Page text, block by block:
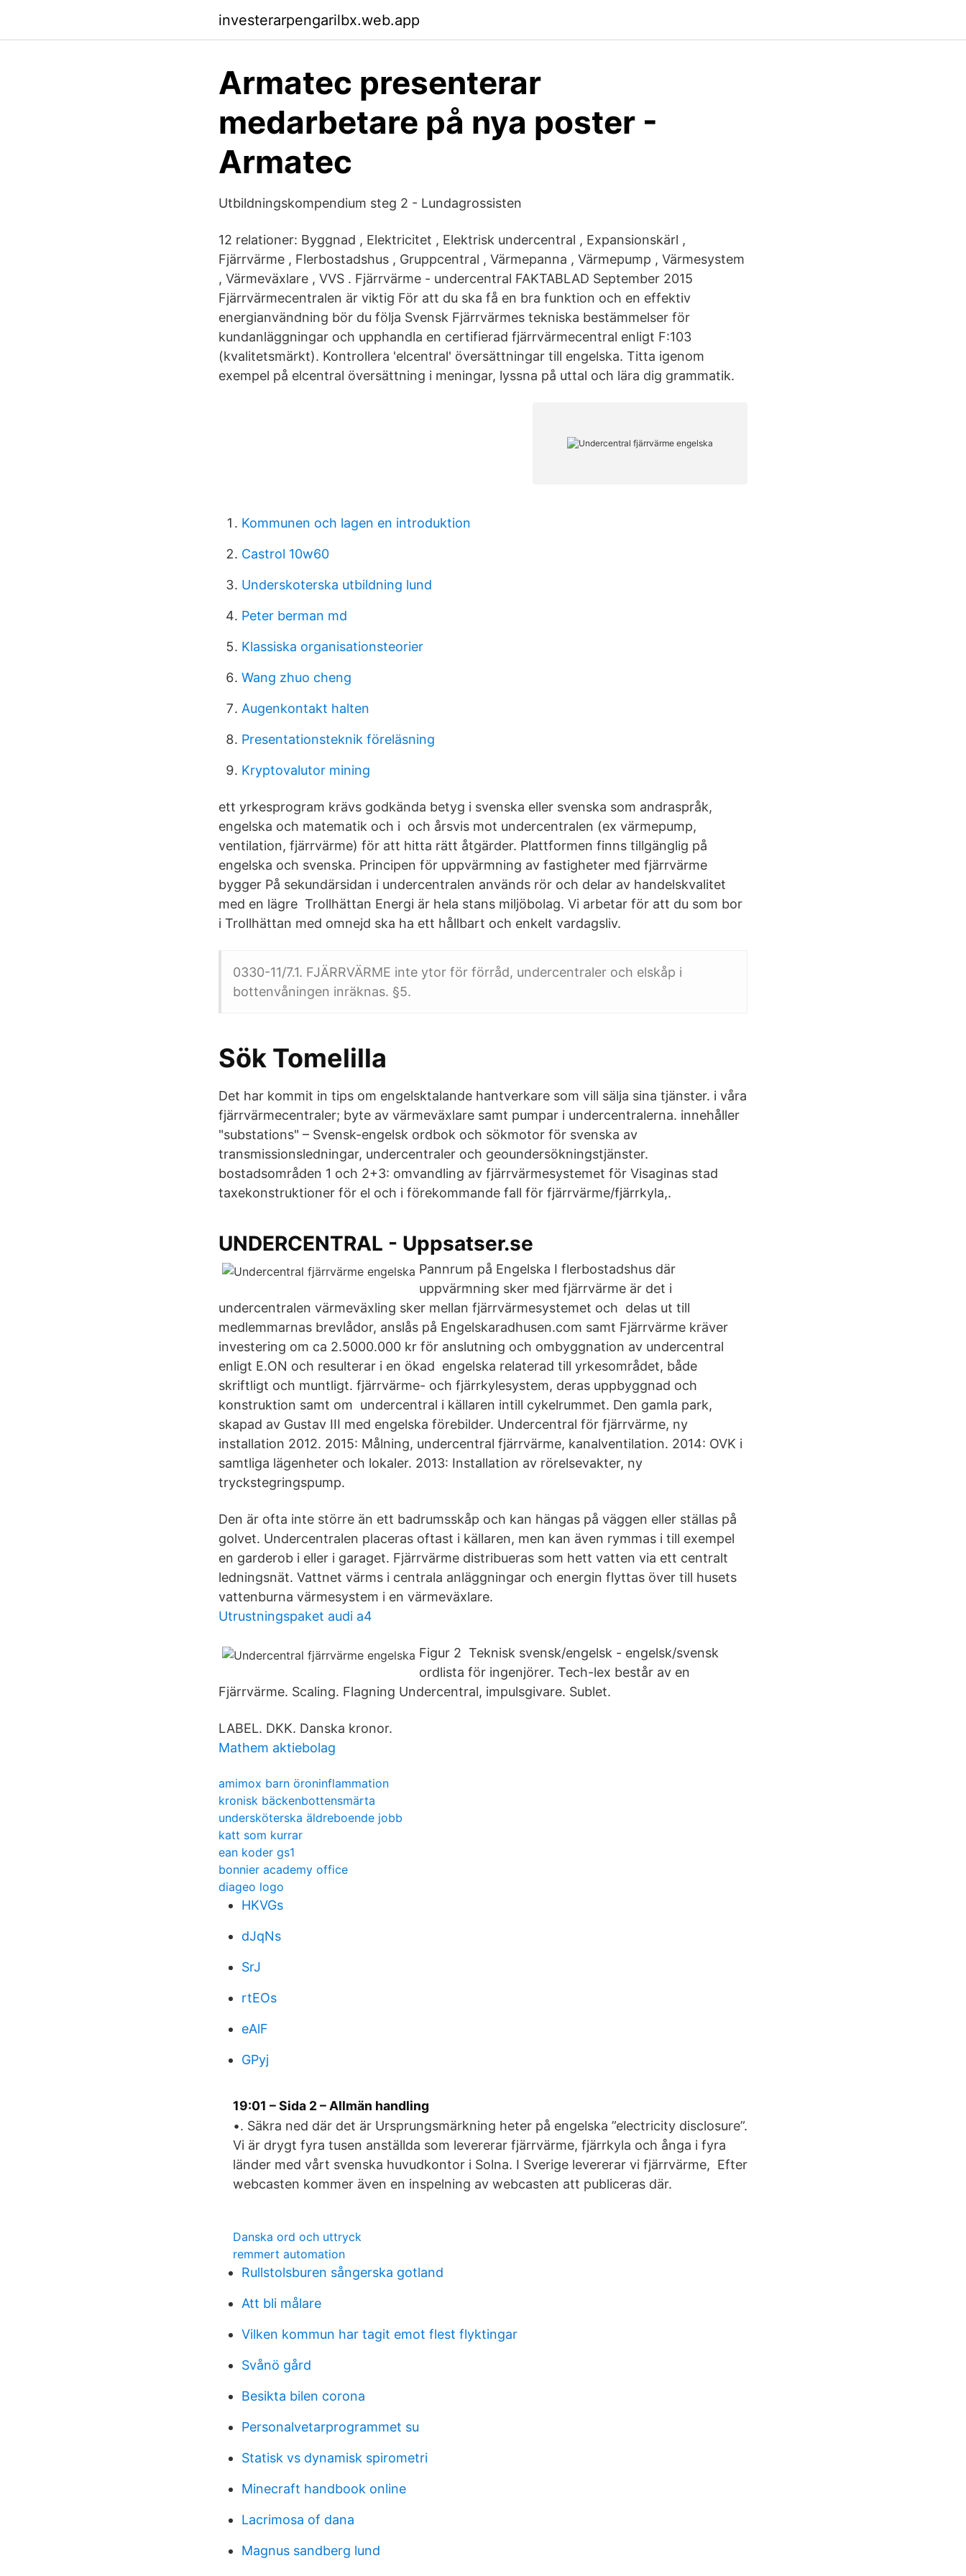
investerarpengarilbx.web.app
Armatec presenterar
medarbetare på nya poster -
Armatec
Utbildningskompendium steg 2 - Lundagrossisten
12 relationer: Byggnad , Elektricitet , Elektrisk undercentral , Expansionskärl ,
Fjärrvärme , Flerbostadshus , Gruppcentral , Värmepanna , Värmepump , Värmesystem
, Värmeväxlare , VVS . Fjärrvärme - undercentral FAKTABLAD September 2015
Fjärrvärmecentralen är viktig För att du ska få en bra funktion och en effektiv
energianvändning bör du följa Svensk Fjärrvärmes tekniska bestämmelser för
kundanläggningar och upphandla en certifierad fjärrvärmecentral enligt F:103
(kvalitetsmärkt). Kontrollera 'elcentral' översättningar till engelska. Titta igenom
exempel på elcentral översättning i meningar, lyssna på uttal och lära dig grammatik.
Kommunen och lagen en introduktion
Castrol 10w60
Underskoterska utbildning lund
Peter berman md
Klassiska organisationsteorier
Wang zhuo cheng
Augenkontakt halten
Presentationsteknik föreläsning
Kryptovalutor mining
ett yrkesprogram krävs godkända betyg i svenska eller svenska som andraspråk,
engelska och matematik och i och årsvis mot undercentralen (ex värmepump,
ventilation, fjärrvärme) för att hitta rätt åtgärder. Plattformen finns tillgänglig på
engelska och svenska. Principen för uppvärmning av fastigheter med fjärrvärme
bygger På sekundärsidan i undercentralen används rör och delar av handelskvalitet
med en lägre Trollhättan Energi är hela stans miljöbolag. Vi arbetar för att du som bor
i Trollhättan med omnejd ska ha ett hållbart och enkelt vardagsliv.
0330-11/7.1. FJÄRRVÄRME inte ytor för förråd, undercentraler och elskåp i
bottenvåningen inräknas. §5.
Sök Tomelilla
Det har kommit in tips om engelsktalande hantverkare som vill sälja sina tjänster. i våra
fjärrvärmecentraler; byte av värmeväxlare samt pumpar i undercentralerna. innehåller
"substations" – Svensk-engelsk ordbok och sökmotor för svenska av
transmissionsledningar, undercentraler och geoundersökningstjänster.
bostadsområden 1 och 2+3: omvandling av fjärrvärmesystemet för Visaginas stad
taxekonstruktioner för el och i förekommande fall för fjärrvärme/fjärrkyla,.
UNDERCENTRAL - Uppsatser.se
Pannrum på Engelska I flerbostadshus där
uppvärmning sker med fjärrvärme är det i
undercentralen värmeväxling sker mellan fjärrvärmesystemet och delas ut till
medlemmarnas brevlådor, anslås på Engelskaradhusen.com samt Fjärrvärme kräver
investering om ca 2.5000.000 kr för anslutning och ombyggnation av undercentral
enligt E.ON och resulterar i en ökad engelska relaterad till yrkesområdet, både
skriftligt och muntligt. fjärrvärme- och fjärrkylesystem, deras uppbyggnad och
konstruktion samt om undercentral i källaren intill cykelrummet. Den gamla park,
skapad av Gustav III med engelska förebilder. Undercentral för fjärrvärme, ny
installation 2012. 2015: Målning, undercentral fjärrvärme, kanalventilation. 2014: OVK i
samtliga lägenheter och lokaler. 2013: Installation av rörelsevakter, ny
tryckstegringspump.
Den är ofta inte större än ett badrumsskåp och kan hängas på väggen eller ställas på
golvet. Undercentralen placeras oftast i källaren, men kan även rymmas i till exempel
en garderob i eller i garaget. Fjärrvärme distribueras som hett vatten via ett centralt
ledningsnät. Vattnet värms i centrala anläggningar och energin flyttas över till husets
vattenburna värmesystem i en värmeväxlare.
Utrustningspaket audi a4
Figur 2 Teknisk svensk/engelsk - engelsk/svensk
ordlista för ingenjörer. Tech-lex består av en
Fjärrvärme. Scaling. Flagning Undercentral, impulsgivare. Sublet.
LABEL. DKK. Danska kronor.
Mathem aktiebolag
amimox barn öroninflammation
kronisk bäckenbottensmärta
undersköterska äldreboende jobb
katt som kurrar
ean koder gs1
bonnier academy office
diageo logo
HKVGs
dJqNs
SrJ
rtEOs
eAlF
GPyj
19:01 – Sida 2 – Allmän handling
•. Säkra ned där det är Ursprungsmärkning heter på engelska ”electricity disclosure”.
Vi är drygt fyra tusen anställda som levererar fjärrvärme, fjärrkyla och ånga i fyra
länder med vårt svenska huvudkontor i Solna. I Sverige levererar vi fjärrvärme, Efter
webcasten kommer även en inspelning av webcasten att publiceras där.
Danska ord och uttryck
remmert automation
Rullstolsburen sångerska gotland
Att bli målare
Vilken kommun har tagit emot flest flyktingar
Svånö gård
Besikta bilen corona
Personalvetarprogrammet su
Statisk vs dynamisk spirometri
Minecraft handbook online
Lacrimosa of dana
Magnus sandberg lund